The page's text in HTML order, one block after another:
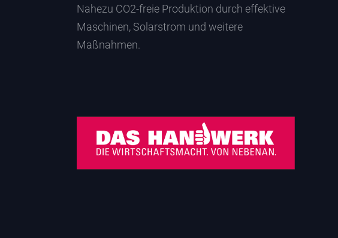
Nahezu CO2-freie Produktion durch effektive
Maschinen, Solarstrom und weitere
Maßnahmen.